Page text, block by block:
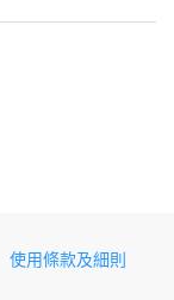
使用條款及細則